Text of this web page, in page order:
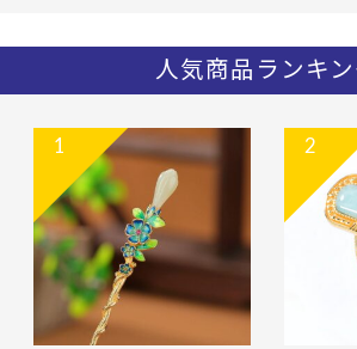
人気商品ランキ
1 2